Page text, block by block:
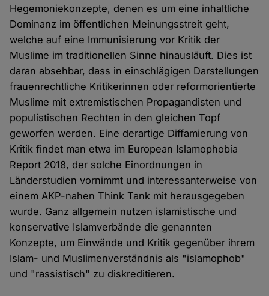
Hegemoniekonzepte, denen es um eine inhaltliche
Dominanz im öffentlichen Meinungsstreit geht,
welche auf eine Immunisierung vor Kritik der
Muslime im traditionellen Sinne hinausläuft. Dies ist
daran absehbar, dass in einschlägigen Darstellungen
frauenrechtliche Kritikerinnen oder reformorientierte
Muslime mit extremistischen Propagandisten und
populistischen Rechten in den gleichen Topf
geworfen werden. Eine derartige Diffamierung von
Kritik findet man etwa im European Islamophobia
Report 2018, der solche Einordnungen in
Länderstudien vornimmt und interessanterweise von
einem AKP-nahen Think Tank mit herausgegeben
wurde. Ganz allgemein nutzen islamistische und
konservative Islamverbände die genannten
Konzepte, um Einwände und Kritik gegenüber ihrem
Islam- und Muslimenverständnis als "islamophob"
und "rassistisch" zu diskreditieren.